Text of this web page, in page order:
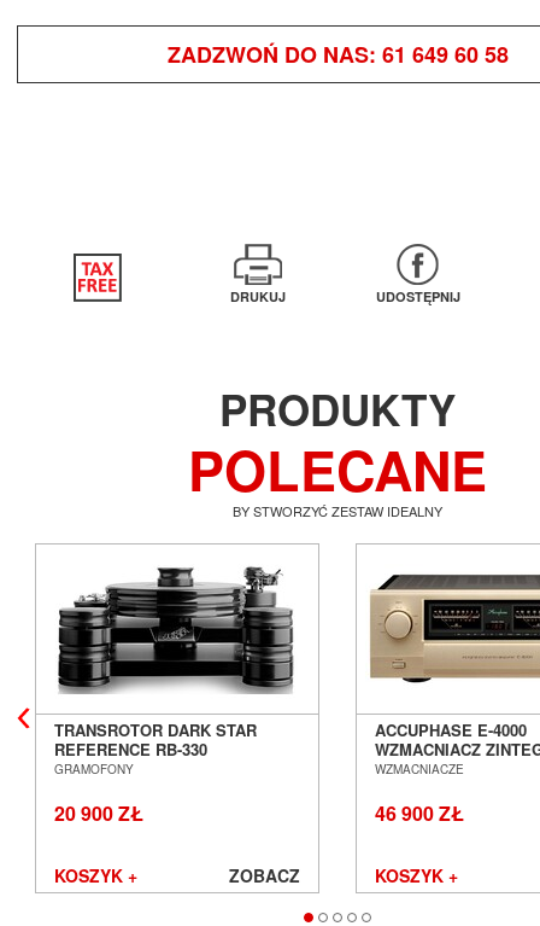
ZADZWOŃ DO NAS: 61 649 60 58
DRUKUJ UDOSTĘPNIJ
PRODUKTY
POLECANE
BY STWORZYĆ ZESTAW IDEALNY
TRANSROTOR DARK STAR
REFERENCE RB-330
GRAMOFON ANALOGOWY
GRAMOFONY
20 900 ZŁ
KOSZYK + ZOBACZ
ACCUPHASE E-4000
WZMACNIACZ
SALON POZNAŃ
WZMACNIACZE
46 900 ZŁ
KOSZYK +